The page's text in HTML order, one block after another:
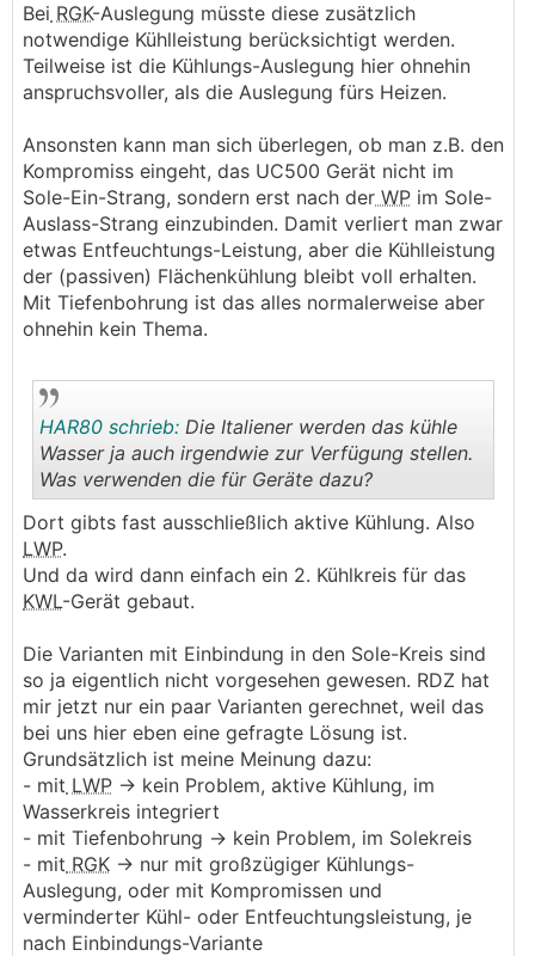
uninteressant!
Aber es gibt noch ein wenig Verbesserungs-
Potential. z.B. verbauen die rel. kleine Luftfilter, die
bedeuten.
Wenn genügend Platz vorhanden ist, würde ich die
Gerätefilter daher vielleicht eher ganz weglassen und
stattdessen größere externe Filter-Kästen, wie z.B.
Leitwolf die anbietet, verbauen.
Auch ist die Service-Zugänglichkeit einiger
Komponenten noch nicht wirklich ideal gelöst.
eingehen muss, wenn man eine gut funktionierende
KWL-Entfeuchtungs-Lösung haben will.
Im Hintergrund sind aber bereits Entwicklungen am
Laufen und bei den neueren Produkten ist das schon
wesentlich schöner gelöst.
Ich darf dabei auch ein wenig beratend mitwirken.
Auch regelungstechnisch würd ich da gerne noch ein
paar Punkte verbessern.
schon echt gutes Potential.
Wir sind auch mit anderen Herstellern in Kontakt, um
künftig vielleicht auch andere alternativeKWL
Entfeuchtungs-Produkte anbieten zu können.
Den Thread will ich jedenfalls nutzen, um bei
Interesse alle Unklarheiten zu Funktion und Technik
besprechen zu können. Auch um Vor- und Nachteile
der verschiedenen Ansätze zu durchleuchten.
Und auch um neue Produkte/Ideen vorstellen zu
können, sobald verfügbar.
Bei RGK-Auslegung müsste diese zusätzlich
notwendige Kühlleistung berücksichtigt werden.
Teilweise ist die Kühlungs-Auslegung hier ohnehin
anspruchsvoller, als die Auslegung fürs Heizen.
Ansonsten kann man sich überlegen, ob man z.B. den
Kompromiss eingeht, das UC500 Gerät nicht im
Sole-Ein-Strang, sondern erst nach der WP im Sole-
Auslass-Strang einzubinden. Damit verliert man zwar
etwas Entfeuchtungs-Leistung, aber die Kühlleistung
der (passiven) Flächenkühlung bleibt voll erhalten.
Mit Tiefenbohrung ist das alles normalerweise aber
ohnehin kein Thema.
..
HAR80 schrieb: Die Italiener werden das kühle
Wasser ja auch irgendwie zur Verfügung stellen.
Was verwenden die für Geräte dazu?
Dort gibts fast ausschließlich aktive Kühlung. Also
LWP.
Und da wird dann einfach ein 2. Kühlkreis für das
KWL-Gerät gebaut.
Die Varianten mit Einbindung in den Sole-Kreis sind
so ja eigentlich nicht vorgesehen gewesen. RDZ hat
mir jetzt nur ein paar Varianten gerechnet, weil das
bei uns hier eben eine gefragte Lösung ist.
Grundsätzlich ist meine Meinung dazu:
- mit LWP -> kein Problem, aktive Kühlung, im
Wasserkreis integriert
- mit Tiefenbohrung -> kein Problem, im Solekreis
- mit RGK -> nur mit großzügiger Kühlungs-
Auslegung, oder mit Kompromissen und
verminderter Kühl- oder Entfeuchtungsleistung, je
nach Einbindungs-Variante